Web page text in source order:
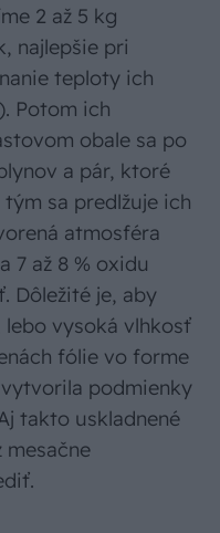
2 až 5 kg
najlepšie pri
teploty ich
Potom ich
obale sa po
a pár, ktoré
sa predlžuje ich
atmosféra
7 až 8 % oxidu
Dôležité je, aby
lebo vysoká vlhkosť
fólie vo forme
podmienky
takto uskladnené
mesačne